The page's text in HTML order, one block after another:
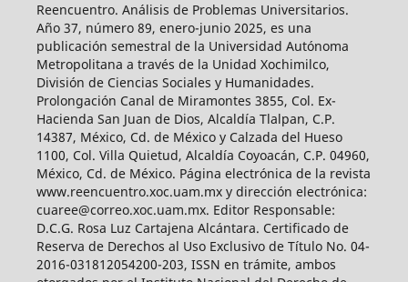
Reencuentro. Análisis de Problemas Universitarios.
Año 37, número 89, enero-junio 2025, es una
publicación semestral de la Universidad Autónoma
Metropolitana a través de la Unidad Xochimilco,
División de Ciencias Sociales y Humanidades.
Prolongación Canal de Miramontes 3855, Col. Ex-
Hacienda San Juan de Dios, Alcaldía Tlalpan, C.P.
14387, México, Cd. de México y Calzada del Hueso
1100, Col. Villa Quietud, Alcaldía Coyoacán, C.P. 04960,
México, Cd. de México. Página electrónica de la revista
www.reencuentro.xoc.uam.mx y dirección electrónica:
cuaree@correo.xoc.uam.mx. Editor Responsable:
D.C.G. Rosa Luz Cartajena Alcántara. Certificado de
Reserva de Derechos al Uso Exclusivo de Título No. 04-
2016-031812054200-203, ISSN en trámite, ambos